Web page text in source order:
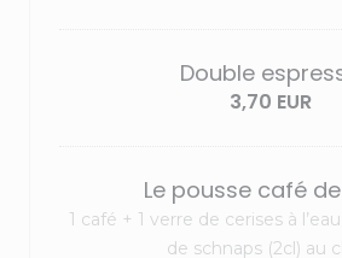
Double
3,70 EUR
Le pousse café
1 café + 1 verre de cerises à
de schnaps (2cl) au